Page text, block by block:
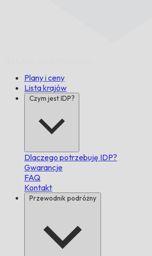
Plany i ceny
Lista krajów
Czym jest IDP?
Dlaczego potrzebuję IDP?
Gwarancje
FAQ
Kontakt
Przewodnik podróżny